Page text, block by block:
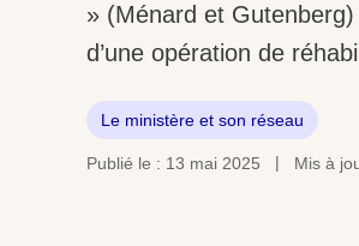
» (Ménard et
d’une opération de
Le ministère et son réseau
Publié le : 13 mai 2025 Mis à